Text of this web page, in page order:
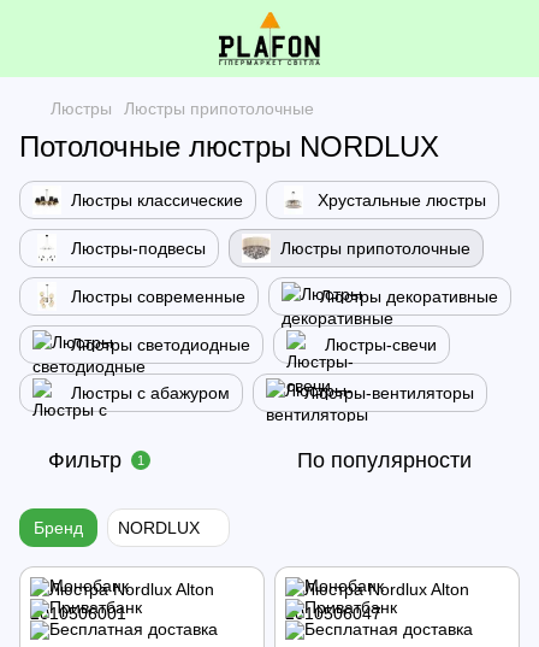
Люстры Люстры припотолочные
Потолочные люстры NORDLUX
Люстры классические Хрустальные люстры
Люстры-подвесы Люстры припотолочные
Люстры современные Люстры декоративные
Люстры светодиодные Люстры-свечи
Люстры с абажуром Люстры-вентиляторы
Фильтр 1 По популярности
Бренд NORDLUX